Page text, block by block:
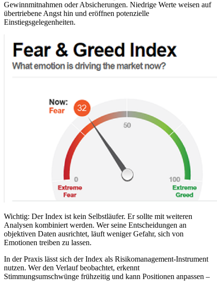
Gewinnmitnahmen oder Absicherungen. Niedrige Werte weisen auf
übertriebene Angst hin und eröffnen potenzielle
Einstiegsgelegenheiten.
Wichtig: Der Index ist kein Selbstläufer. Er sollte mit weiteren
Analysen kombiniert werden. Wer seine Entscheidungen an
objektiven Daten ausrichtet, läuft weniger Gefahr, sich von
Emotionen treiben zu lassen.
In der Praxis lässt sich der Index als Risikomanagement-Instrument
nutzen. Wer den Verlauf beobachtet, erkennt
Stimmungsumschwünge frühzeitig und kann Positionen anpassen –